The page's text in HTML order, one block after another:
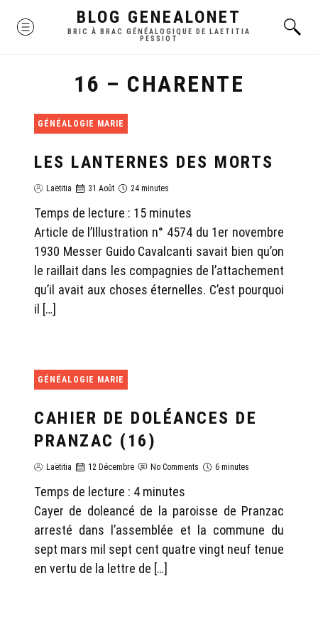
MENU BLOG GENEALONET
BRIC À BRAC GÉNÉALOGIQUE DE LAETITIA
PESSIOT
16 – CHARENTE
GÉNÉALOGIE MARIE
LES LANTERNES DES MORTS
Laëtitia 31 Août 24 minutes
Temps de lecture : 15 minutes
Article de l’Illustration n° 4574 du 1er novembre
1930 Messer Guido Cavalcanti savait bien qu’on
le raillait dans les compagnies de l’attachement
qu’il avait aux choses éternelles. C’est pourquoi
il […]
GÉNÉALOGIE MARIE
CAHIER DE DOLÉANCES DE
PRANZAC (16)
Laëtitia 12 Décembre No Comments 6 minutes
Temps de lecture : 4 minutes
Cayer de doleancé de la paroisse de Pranzac
arresté dans l’assemblée et la commune du
sept mars mil sept cent quatre vingt neuf tenue
en vertu de la lettre de […]